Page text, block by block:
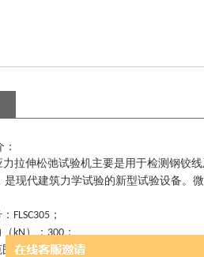
力拉伸松弛试验机主要是用于检测钢铰
是现代建筑力学试验的新型试验设备。
： FLSC305 ；
（kN）：300；
围（kN）：2%—100%